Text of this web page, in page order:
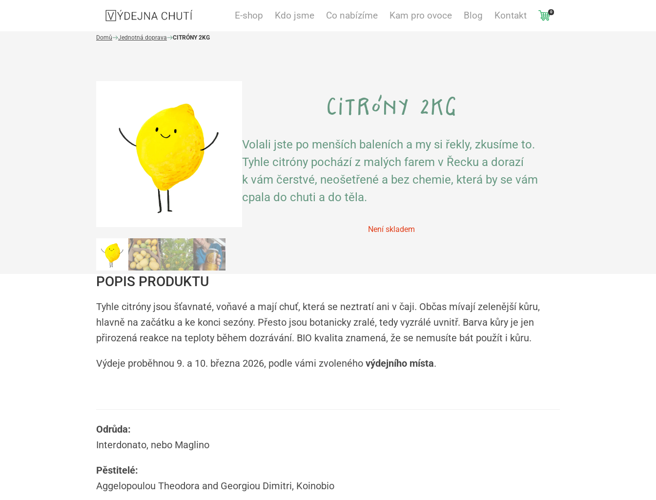
E-shop Kdo jsme Co nabízíme Kam pro ovoce Blog Kontakt 0
Domů Jednotná doprava CITRÓNY 2KG
citróny 2kg
Volali jste po menších baleních a my si řekly, zkusíme to.
Tyhle citróny pochází z malých farem v Řecku a dorazí
k vám čerstvé, neošetřené a bez chemie, která by se vám
cpala do chuti a do těla.
Není skladem
POPIS PRODUKTU
Tyhle citróny jsou šťavnaté, voňavé a mají chuť, která se neztratí ani v čaji. Občas mívají zelenější kůru,
hlavně na začátku a ke konci sezóny. Přesto jsou botanicky zralé, tedy vyzrálé uvnitř. Barva kůry je jen
přirozená reakce na teploty během dozrávání. BIO kvalita znamená, že se nemusíte bát použít i kůru.
Výdeje proběhnou 9. a 10. března 2026, podle vámi zvoleného výdejního místa.
Odrůda:
Interdonato, nebo Maglino
Pěstitelé:
Aggelopoulou Theodora and Georgiou Dimitri, Koinobio